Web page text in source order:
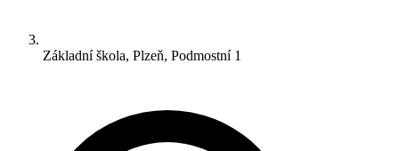
Základní škola, Plzeň, Podmostní 1